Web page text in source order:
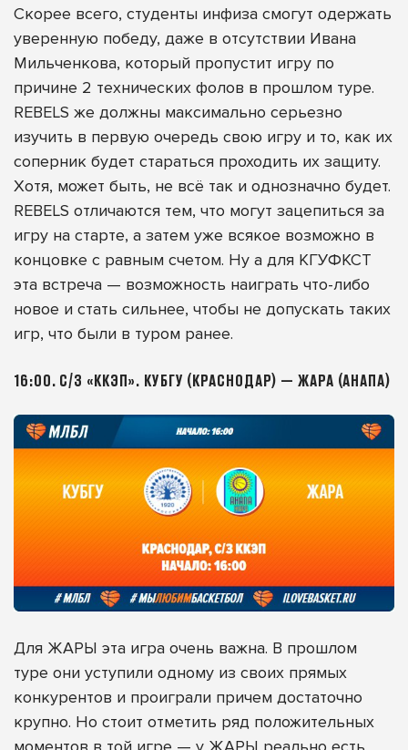
Скорее всего, студенты инфиза смогут одержать
уверенную победу, даже в отсутствии Ивана
Мильченкова, который пропустит игру по
причине 2 технических фолов в прошлом туре.
REBELS же должны максимально серьезно
изучить в первую очередь свою игру и то, как их
соперник будет стараться проходить их защиту.
Хотя, может быть, не всё так и однозначно будет.
REBELS отличаются тем, что могут зацепиться за
игру на старте, а затем уже всякое возможно в
концовке с равным счетом. Ну а для КГУФКСТ
эта встреча — возможность наиграть что-либо
новое и стать сильнее, чтобы не допускать таких
игр, что были в туром ранее.
16:00. С/З «ККЭП». КУБГУ (КРАСНОДАР) — ЖАРА (АНАПА)
Для ЖАРЫ эта игра очень важна. В прошлом
туре они уступили одному из своих прямых
конкурентов и проиграли причем достаточно
крупно. Но стоит отметить ряд положительных